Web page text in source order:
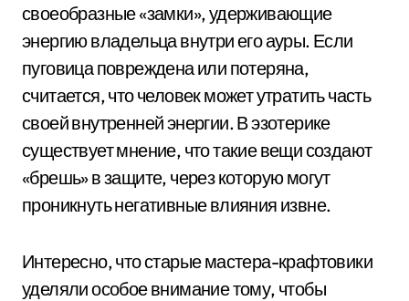
своеобразные «замки», удерживающие
энергию владельца внутри его ауры. Если
пуговица повреждена или потеряна,
считается, что человек может утратить часть
своей внутренней энергии. В эзотерике
существует мнение, что такие вещи создают
«брешь» в защите, через которую могут
проникнуть негативные влияния извне.
Интересно, что старые мастера-крафтовики
уделяли особое внимание тому, чтобы